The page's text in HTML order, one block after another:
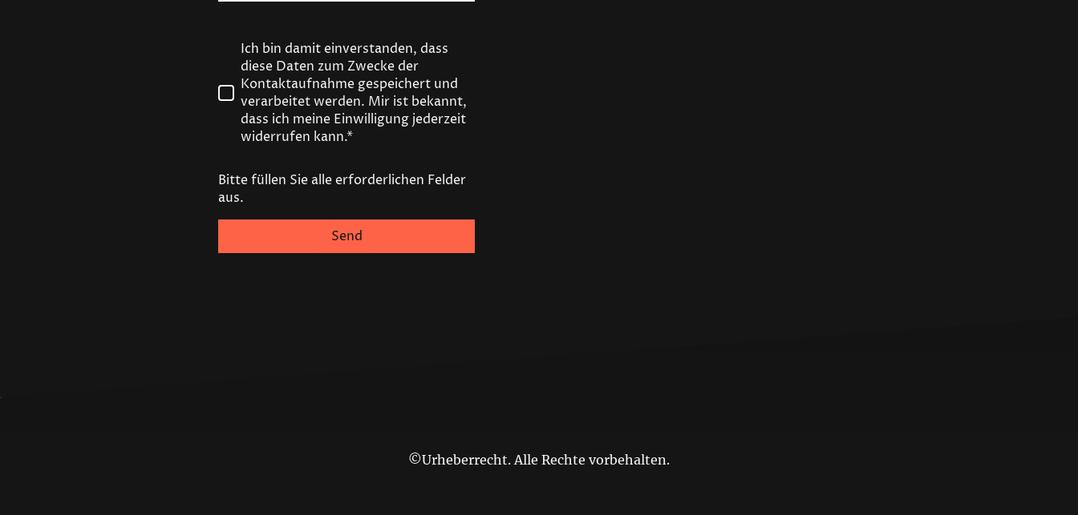
Ich bin damit einverstanden, dass
diese Daten zum Zwecke der
Kontaktaufnahme gespeichert und
verarbeitet werden. Mir ist bekannt,
dass ich meine Einwilligung jederzeit
widerrufen kann.*
Bitte füllen Sie alle erforderlichen Felder
aus.
Send
©Urheberrecht. Alle Rechte vorbehalten.